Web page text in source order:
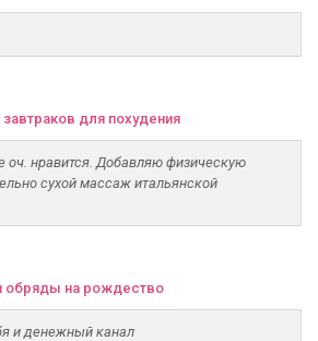
завтраков для похудения
оч. нравится. Добавляю физическую
сухой массаж итальянской
обряды на рождество
и денежный канал